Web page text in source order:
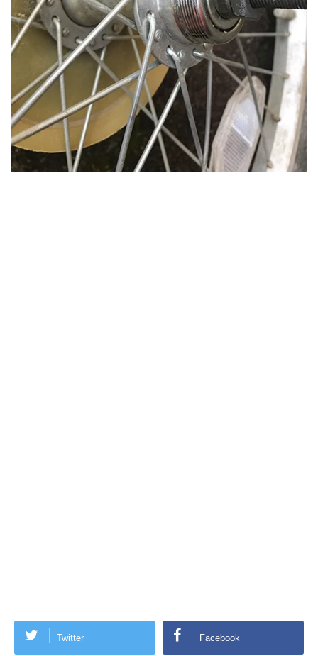
Twitter Facebook